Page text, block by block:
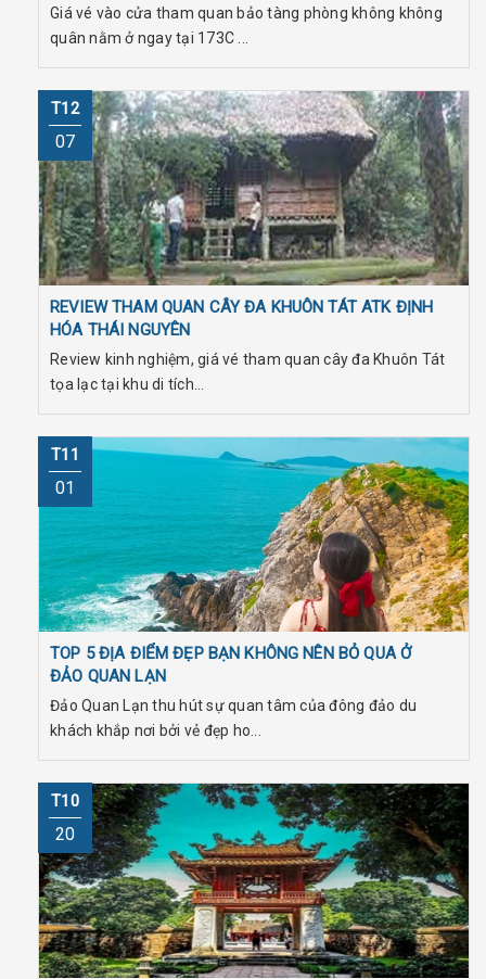
Giá vé vào cửa tham quan bảo tàng phòng không không
quân nằm ở ngay tại 173C ...
T12
07
REVIEW THAM QUAN CÂY ĐA KHUÔN TÁT ATK ĐỊNH
HÓA THÁI NGUYÊN
Review kinh nghiệm, giá vé tham quan cây đa Khuôn Tát
tọa lạc tại khu di tích...
T11
01
TOP 5 ĐỊA ĐIỂM ĐẸP BẠN KHÔNG NÊN BỎ QUA Ở
ĐẢO QUAN LẠN
Đảo Quan Lạn thu hút sự quan tâm của đông đảo du
khách khắp nơi bởi vẻ đẹp ho...
T10
20